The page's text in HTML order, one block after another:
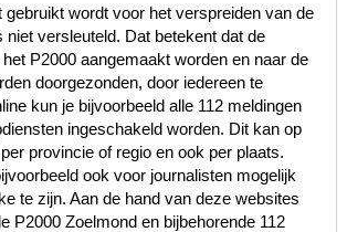
gebruikt wordt voor het verspreiden van de
niet versleuteld. Dat betekent dat de
P2000 aangemaakt worden en naar de
doorgezonden, door iedereen te
kun je bijvoorbeeld alle 112 meldingen
ingeschakeld worden. Dit kan op
provincie of regio en ook per plaats.
ook voor journalisten mogelijk
te zijn. Aan de hand van deze websites
P2000 Zoelmond en bijbehorende 112